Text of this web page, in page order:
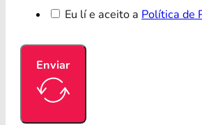
Eu lí e aceito aPolítica de
Enviar